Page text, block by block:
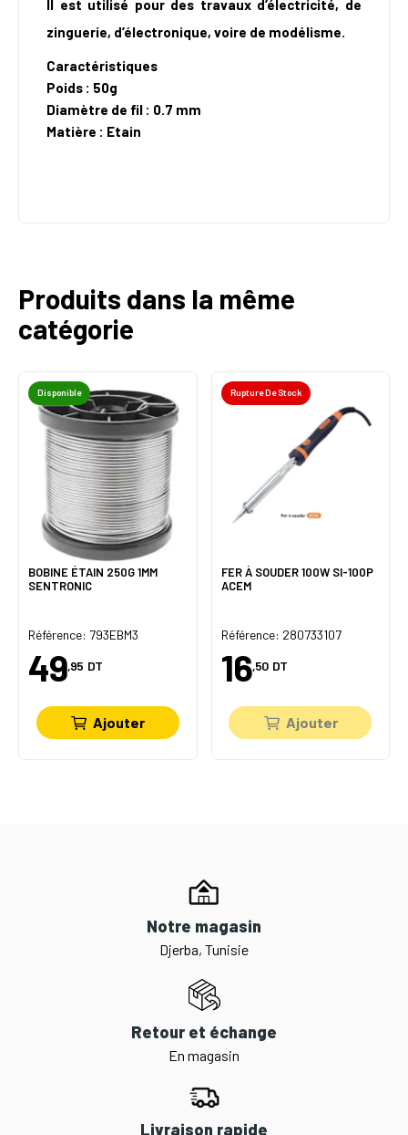
Il est utilisé pour des travaux d’électricité, de
zinguerie, d’électronique, voire de modélisme.
Caractéristiques
Poids : 50g
Diamètre de fil : 0.7 mm
Matière : Etain
Produits dans la même
catégorie
Disponible
BOBINE ÉTAIN 250G 1MM
SENTRONIC
Référence: 793EBM3
49,95 DT
Ajouter
Rupture De Stock
FER À SOUDER 100W SI-100P
ACEM
Référence: 280733107
16,50 DT
Ajouter
Notre magasin
Djerba, Tunisie
Retour et échange
En magasin
Livraison rapide